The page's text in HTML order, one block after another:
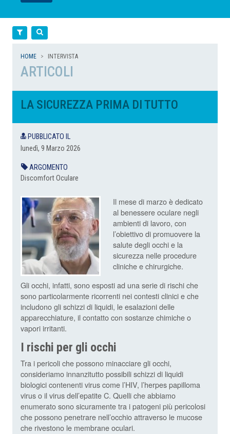
LEGGI
LEGGI
LEGGI
LEGGI
Filtra
HOME INTERVISTA
ARTICOLI
LA SICUREZZA PRIMA DI TUTTO
PUBBLICATO IL
lunedì, 9 Marzo 2026
ARGOMENTO
Discomfort Oculare
Il mese di marzo è dedicato
al benessere oculare negli
ambienti di lavoro, con
l’obiettivo di promuovere la
salute degli occhi e la
sicurezza nelle procedure
cliniche e chirurgiche.
Gli occhi, infatti, sono esposti ad una serie di rischi che
sono particolarmente ricorrenti nei contesti clinici e che
includono gli schizzi di liquidi, le esalazioni delle
apparecchiature, il contatto con sostanze chimiche o
vapori irritanti.
I rischi per gli occhi
Tra i pericoli che possono minacciare gli occhi,
consideriamo innanzitutto possibili schizzi di liquidi
biologici contenenti virus come l’HIV, l’herpes papilloma
virus o il virus dell’epatite C. Quelli che abbiamo
enumerato sono sicuramente tra i patogeni più pericolosi
che possono penetrare nell’occhio attraverso le mucose
che rivestono le membrane oculari.